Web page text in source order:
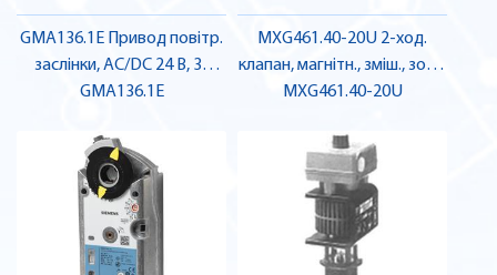
GMA136.1E Привод повітр.
заслінки, AC/DC 24 В, 3-
поз.,, 7 Нм, пруж.,
SIEMENS
GMA136.1E
MXG461.40-20U 2-ход.
клапан, магнітн., зміш., зовн.
різьба, PN16, DN40, kvs 20,
мА, мінер. масло, + монтаж
| SIEMENS
MXG461.40-20U